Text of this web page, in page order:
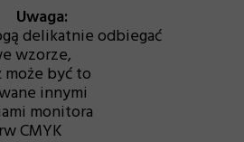
Uwaga:
delikatnie odbiegać
wzorze,
być to
innymi
monitora
CMYK